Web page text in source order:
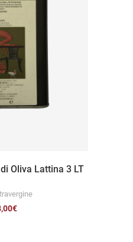
Oliva Lattina 3 LT
€